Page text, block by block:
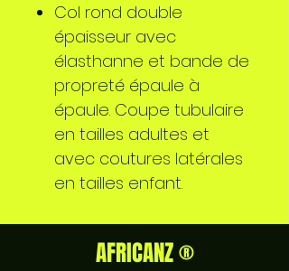
Col rond double
épaisseur avec
élasthanne et bande de
propreté épaule à
épaule. Coupe tubulaire
en tailles adultes et
avec coutures latérales
en tailles enfant.
AFRICANZ ®